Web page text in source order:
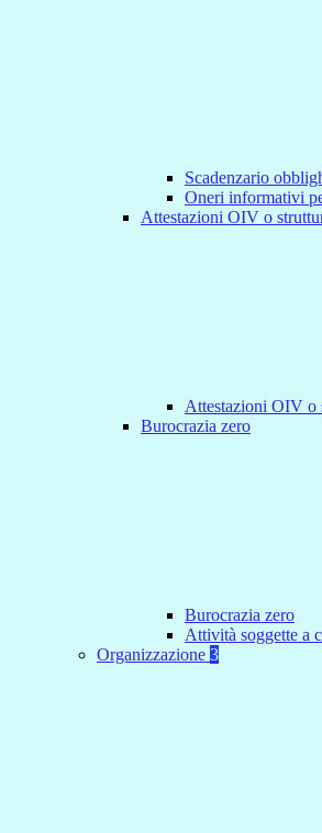
Scadenzario
Oneri informativi
Attestazioni OIV o
Attestazioni OIV o
Burocrazia zero
Burocrazia zero
Attività soggette a
Organizzazione 3